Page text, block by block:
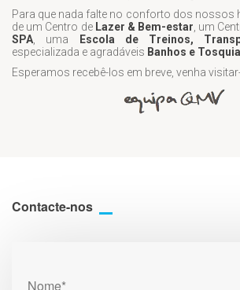
Para que nada falte no conforto dos nossos
de um Centro de Lazer & Bem-estar , um
SPA , uma Escola de Treinos,
especializada e agradáveis Banhos e
Esperamos recebê-los em breve, venha
Contacte-nos
Nome*